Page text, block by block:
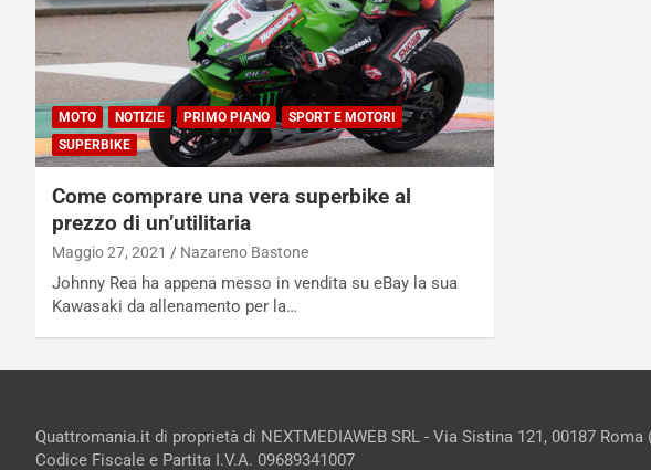
MOTO NOTIZIE PRIMO PIANO
SPORT E MOTORI
SUPERBIKE
Come comprare una vera superbike al
prezzo di un’utilitaria
Maggio 27, 2021 Nazareno Bastone
Johnny Rea ha appena messo in vendita su eBay la sua
Kawasaki da allenamento per la…
Quattromania.it di proprietà di NEXTMEDIAWEB SRL - Via Sistina 121, 00187 Roma
Codice Fiscale e Partita I.V.A. 09689341007